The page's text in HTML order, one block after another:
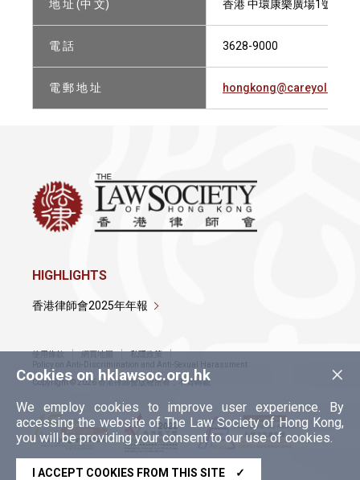
地 址 (中 文) 香港 中環康樂廣場1號怡
電 話 3628-9000
電 郵 地 址
×
Cookies on hklawsoc.org.hk
We employ cookies to improve user experience. By
accessing the website of The Law Society of Hong Kong,
you will be providing your consent to our use of cookies.
I ACCEPT COOKIES FROM THIS SITE ✓
HIGHLIGHTS
香港律師會2025年年報
使用條款 網頁地圖
私隱政策
Policy on Anti-Discrimination and Anti-Sexual Harassment
Copyright © 2026 香港律師會版權所有，不得轉載